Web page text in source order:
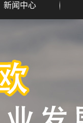
新闻中心
行业新闻
起重新闻